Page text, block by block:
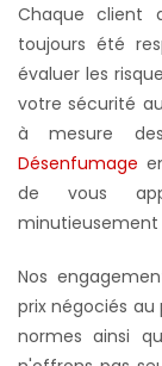
Chaque client
toujours été
évaluer les
votre sécurité
à mesure
Désenfumage
de vous
Nos
prix négociés
normes ainsi